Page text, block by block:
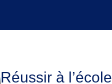
Réussir à l’école